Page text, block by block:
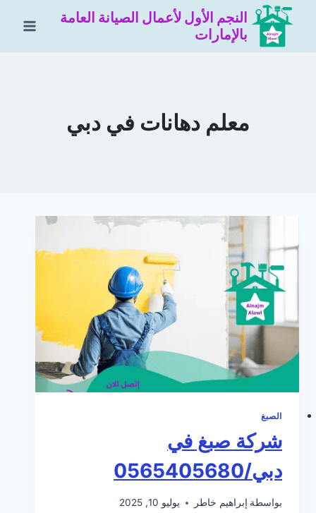
التجاوز
المحتوى
النجم الأول لأعمال الصيانة العامة
بالإمارات
معلم دهانات في دبي
الصبغ
شركة صبغ في
دبي/0565405680
بواسطة إبراهيم خاطر يوليو 10, 2025